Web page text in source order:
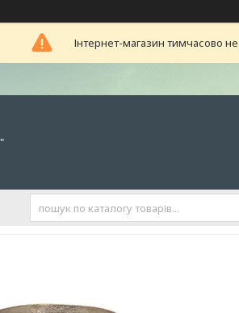
Інтернет-магазин тимчасово